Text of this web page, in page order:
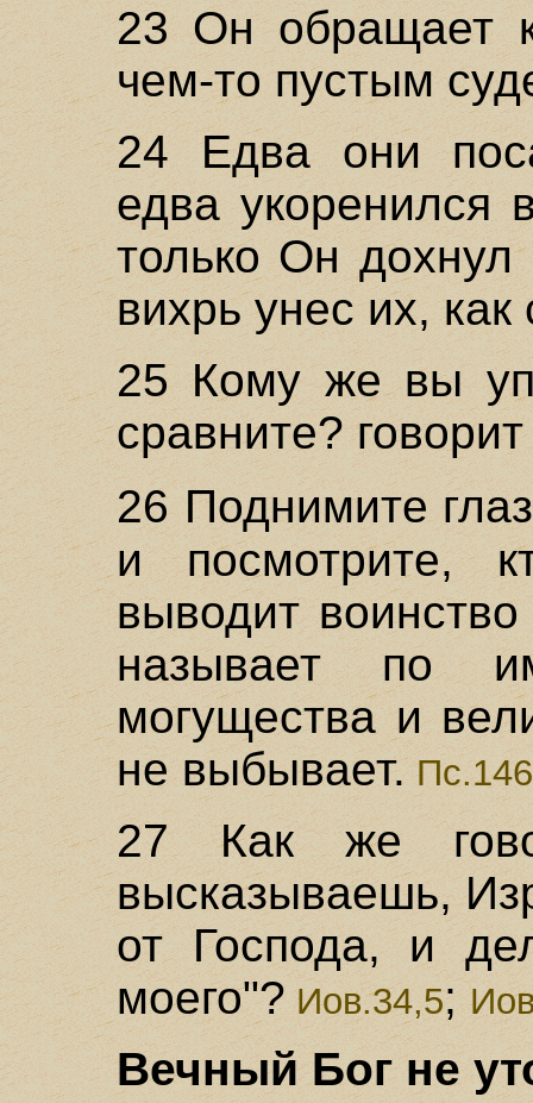
23 Он обращает
чем-то пустым
24 Едва они
едва укоренился
только Он
вихрь унес их, как
25 Кому же вы
сравните?
26 Поднимите
и посмотрите,
выводит
называет по
могущества и
не выбывает.
27 Как же
высказываешь,
от Господа, и
моего"? Иов.34,5;
Вечный Бог не